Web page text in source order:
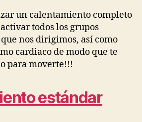
un calentamiento completo
todos los grupos
nos dirigimos, así como
cardiaco de modo que te
para moverte!!!
estándar